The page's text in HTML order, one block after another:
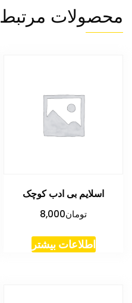
محصولات مرتبط
اسلایم بی ادب کوچک
تومان8,000
اطلاعات بیشتر